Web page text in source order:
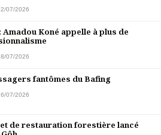
07/2026
Amadou Koné appelle à plus de
07/2026
fantômes du Bafing
07/2026
de restauration forestière lancé